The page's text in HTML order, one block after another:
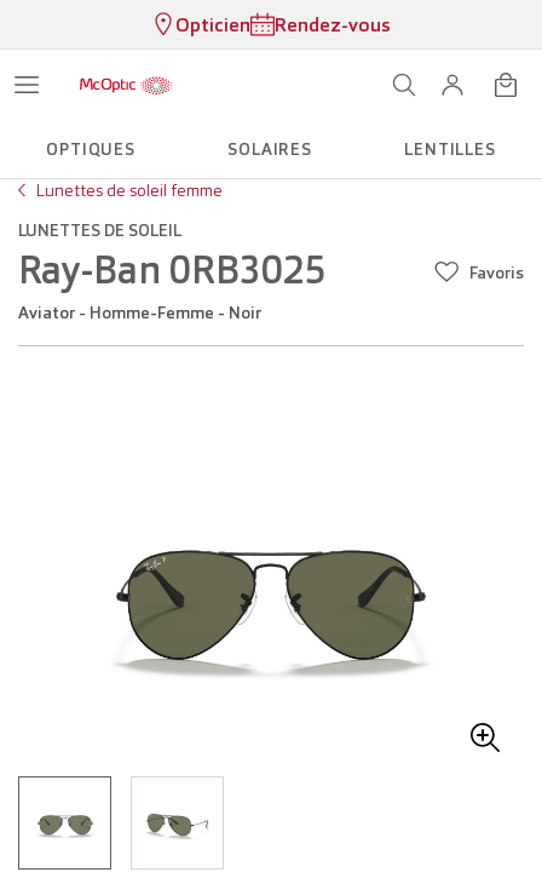
Opticien Rendez-vous
OPTIQUES SOLAIRES
LENTILLES
Lunettes de soleil femme
LUNETTES DE SOLEIL
Ray-Ban 0RB3025
Aviator - Homme-Femme - Noir
Favoris